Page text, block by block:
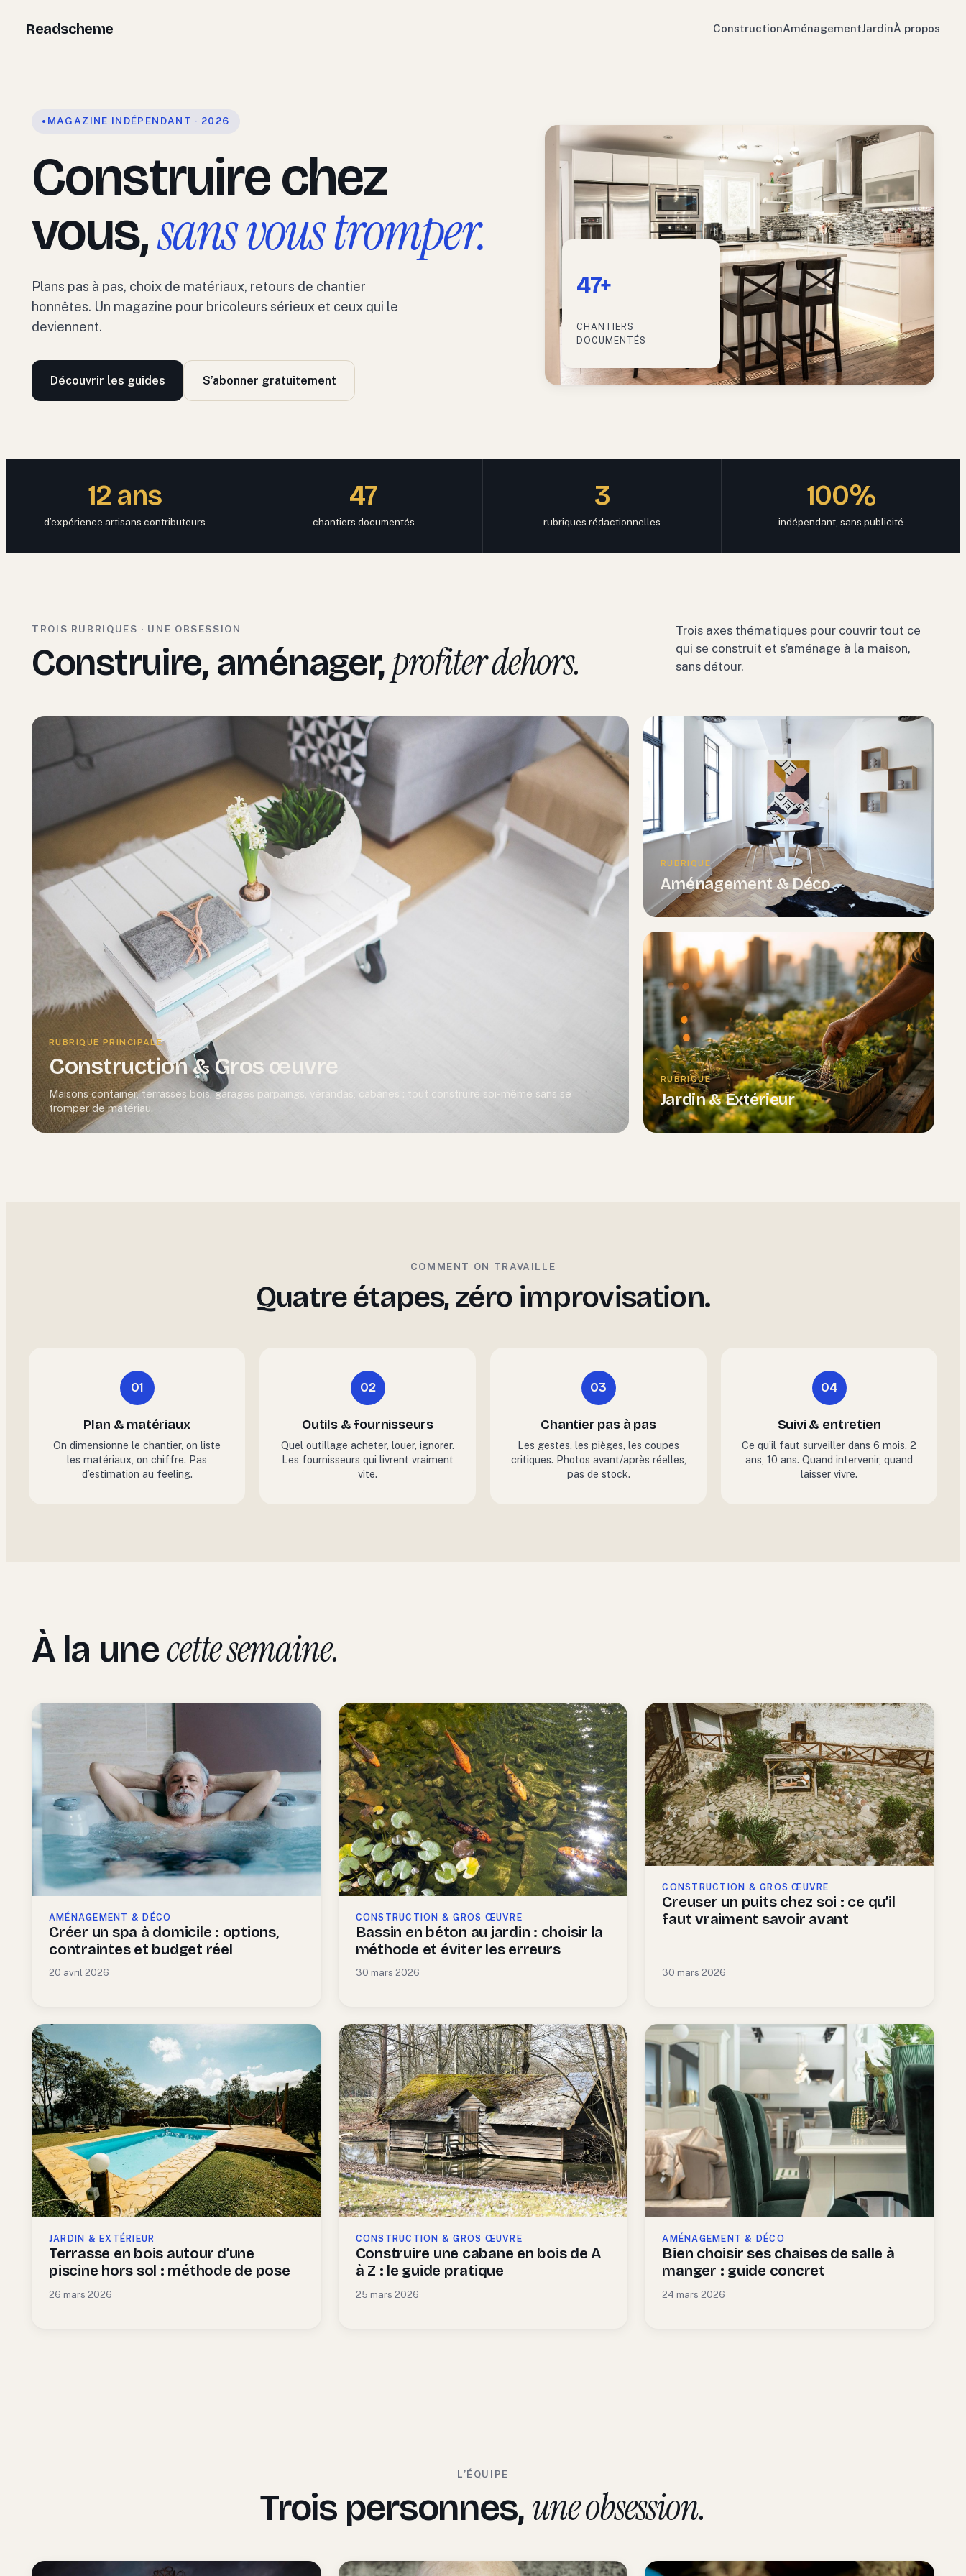
Readscheme ConstructionAménagementJardinÀ propos
MAGAZINE INDÉPENDANT · 2026
Construire chez
vous,sans vous tromper.
Plans pas à pas, choix de matériaux, retours de chantier
honnêtes. Un magazine pour bricoleurs sérieux et ceux qui le
deviennent.
Découvrir les guides S’abonner gratuitement
47+
CHANTIERS
DOCUMENTÉS
12 ans
d’expérience artisans contributeurs
47
chantiers documentés
3
rubriques rédactionnelles
100%
indépendant, sans publicité
TROIS RUBRIQUES · UNE OBSESSION
Construire, aménager,profiter dehors.
Trois axes thématiques pour couvrir tout ce
qui se construit et s’aménage à la maison,
sans détour.
RUBRIQUE PRINCIPALE
Construction & Gros œuvre
Maisons container, terrasses bois, garages parpaings, vérandas, cabanes : tout construire soi-même sans se
tromper de matériau.
RUBRIQUE
Aménagement & Déco
RUBRIQUE
Jardin & Extérieur
COMMENT ON TRAVAILLE
Quatre étapes, zéro improvisation.
01
Plan & matériaux
On dimensionne le chantier, on liste
les matériaux, on chiffre. Pas
d’estimation au feeling.
02
Outils & fournisseurs
Quel outillage acheter, louer, ignorer.
Les fournisseurs qui livrent vraiment
vite.
03
Chantier pas à pas
Les gestes, les pièges, les coupes
critiques. Photos avant/après réelles,
pas de stock.
04
Suivi & entretien
Ce qu’il faut surveiller dans 6 mois, 2
ans, 10 ans. Quand intervenir, quand
laisser vivre.
À la unecette semaine.
AMÉNAGEMENT & DÉCO
Créer un spa à domicile : options,
contraintes et budget réel
20 avril 2026
CONSTRUCTION & GROS ŒUVRE
Bassin en béton au jardin : choisir la
méthode et éviter les erreurs
30 mars 2026
CONSTRUCTION & GROS ŒUVRE
Creuser un puits chez soi : ce qu’il
faut vraiment savoir avant
30 mars 2026
JARDIN & EXTÉRIEUR
Terrasse en bois autour d’une
piscine hors sol : méthode de pose
26 mars 2026
CONSTRUCTION & GROS ŒUVRE
Construire une cabane en bois de A
à Z : le guide pratique
25 mars 2026
AMÉNAGEMENT & DÉCO
Bien choisir ses chaises de salle à
manger : guide concret
24 mars 2026
L’ÉQUIPE
Trois personnes,une obsession.